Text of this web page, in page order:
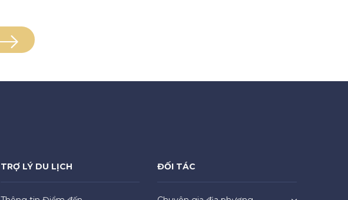
TRỢ LÝ DU LỊCH ĐỐI TÁC